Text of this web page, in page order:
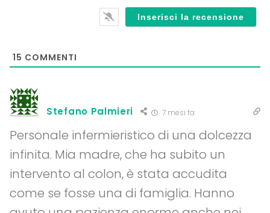
15 COMMENTI
Stefano Palmieri 7 mesi fa
Personale infermieristico di una dolcezza
infinita. Mia madre, che ha subito un
intervento al colon, è stata accudita
come se fosse una di famiglia. Hanno